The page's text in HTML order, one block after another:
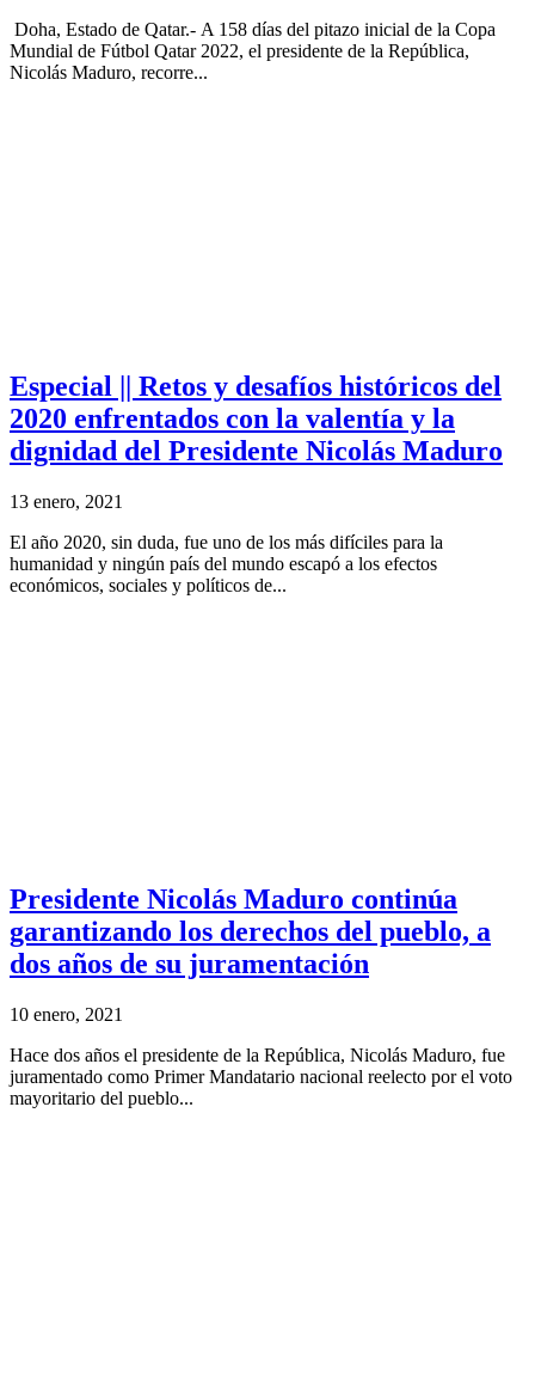
Doha, Estado de Qatar.- A 158 días del pitazo inicial de la Copa
Mundial de Fútbol Qatar 2022, el presidente de la República,
Nicolás Maduro, recorre...
Especial || Retos y desafíos históricos del
2020 enfrentados con la valentía y la
dignidad del Presidente Nicolás Maduro
13 enero, 2021
El año 2020, sin duda, fue uno de los más difíciles para la
humanidad y ningún país del mundo escapó a los efectos
económicos, sociales y políticos de...
Presidente Nicolás Maduro continúa
garantizando los derechos del pueblo, a
dos años de su juramentación
10 enero, 2021
Hace dos años el presidente de la República, Nicolás Maduro, fue
juramentado como Primer Mandatario nacional reelecto por el voto
mayoritario del pueblo...